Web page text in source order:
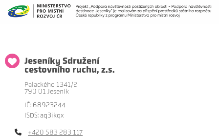
Jeseníky Sdružení
cestovního ruchu, z.s.
Palackého 1341/2
790 01 Jeseník
IČ: 68923244
ISDS: aq3ikqx
+420 583 283 117